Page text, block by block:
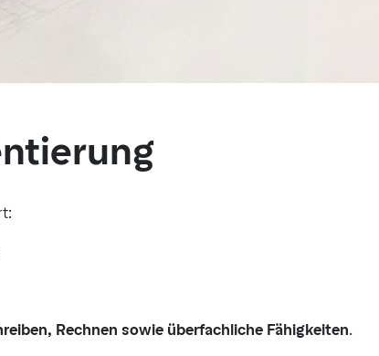
Rechnen sowie überfachliche Fähigkeiten.